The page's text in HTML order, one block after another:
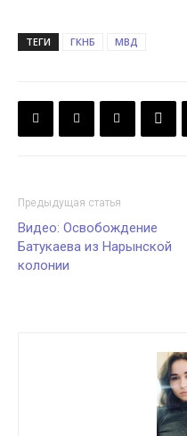
ТЕГИ ГКНБ МВД
Предыдущая статья
Видео: Освобождение
Батукаева из Нарынской
колонии